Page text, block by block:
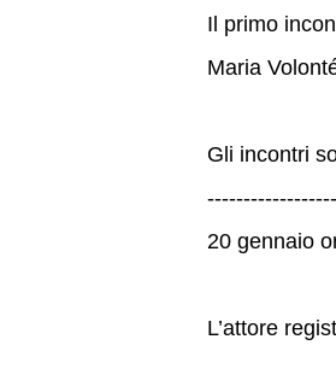
Il primo
Maria
Gli incontri
20 gennaio
L’attore